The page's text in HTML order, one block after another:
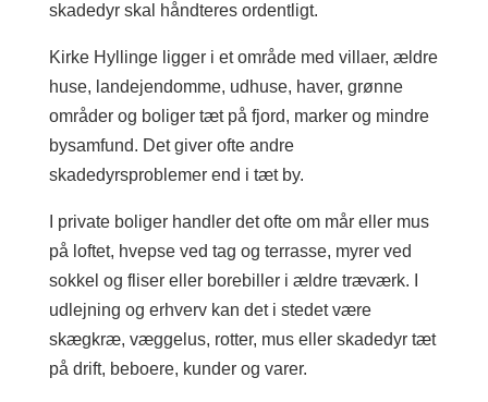
skadedyr skal håndteres ordentligt.
Kirke Hyllinge ligger i et område med villaer, ældre
huse, landejendomme, udhuse, haver, grønne
områder og boliger tæt på fjord, marker og mindre
bysamfund. Det giver ofte andre
skadedyrsproblemer end i tæt by.
I private boliger handler det ofte om mår eller mus
på loftet, hvepse ved tag og terrasse, myrer ved
sokkel og fliser eller borebiller i ældre træværk. I
udlejning og erhverv kan det i stedet være
skægkræ, væggelus, rotter, mus eller skadedyr tæt
på drift, beboere, kunder og varer.